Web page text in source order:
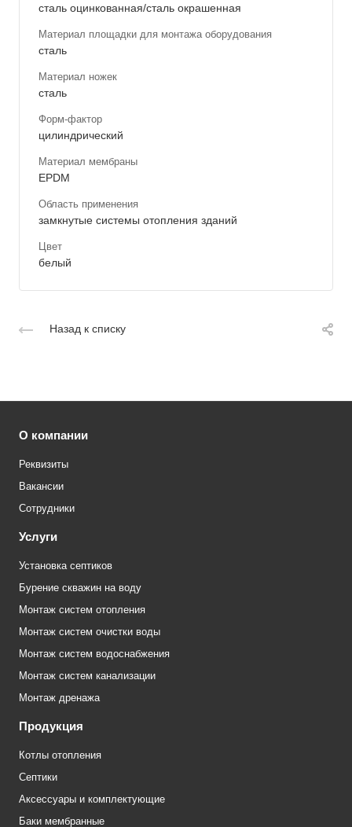
сталь оцинкованная/сталь окрашенная
Материал площадки для монтажа оборудования
сталь
Материал ножек
сталь
Форм-фактор
цилиндрический
Материал мембраны
EPDM
Область применения
замкнутые системы отопления зданий
Цвет
белый
Назад к списку
О компании
Реквизиты
Вакансии
Сотрудники
Услуги
Установка септиков
Бурение скважин на воду
Монтаж систем отопления
Монтаж систем очистки воды
Монтаж систем водоснабжения
Монтаж систем канализации
Монтаж дренажа
Продукция
Котлы отопления
Септики
Аксессуары и комплектующие
Баки мембранные